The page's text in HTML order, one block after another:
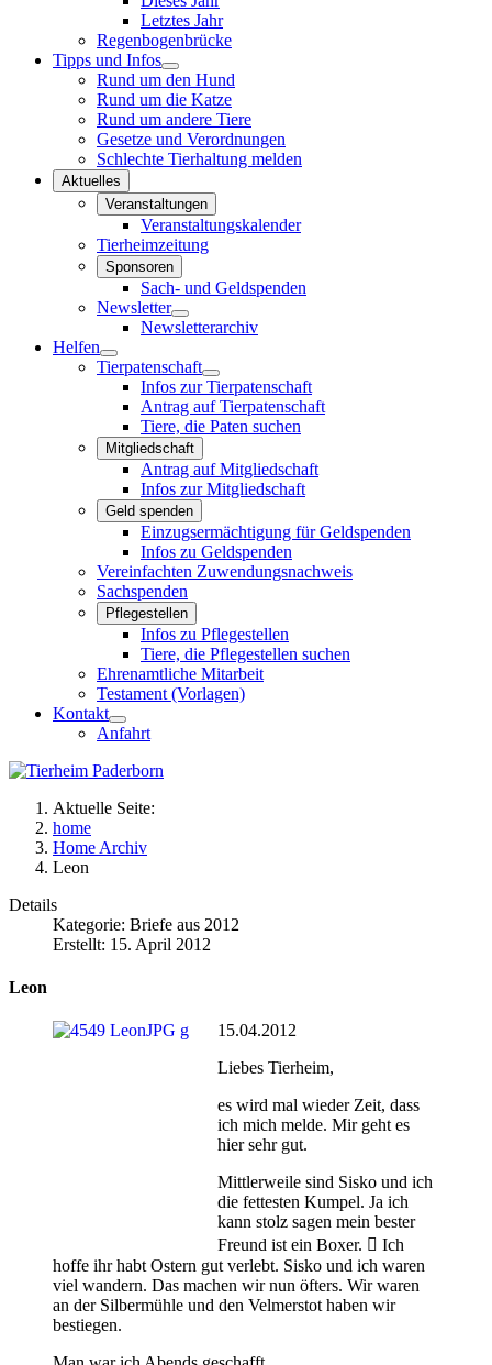
Letztes Jahr
Regenbogenbrücke
Tipps und Infos
Rund um den Hund
Rund um die Katze
Rund um andere Tiere
Gesetze und Verordnungen
Schlechte Tierhaltung melden
Aktuelles
Veranstaltungen
Veranstaltungskalender
Tierheimzeitung
Sponsoren
Sach- und Geldspenden
Newsletter
Newsletterarchiv
Helfen
Tierpatenschaft
Infos zur Tierpatenschaft
Antrag auf Tierpatenschaft
Tiere, die Paten suchen
Mitgliedschaft
Antrag auf Mitgliedschaft
Infos zur Mitgliedschaft
Geld spenden
Einzugsermächtigung für Geldspenden
Infos zu Geldspenden
Vereinfachten Zuwendungsnachweis
Sachspenden
Pflegestellen
Infos zu Pflegestellen
Tiere, die Pflegestellen suchen
Ehrenamtliche Mitarbeit
Testament (Vorlagen)
Kontakt
Anfahrt
Aktuelle Seite:
home
Home Archiv
Leon
Details
Kategorie: Briefe aus 2012
Erstellt: 15. April 2012
Leon
15.04.2012
Liebes Tierheim,
es wird mal wieder Zeit, dass
ich mich melde. Mir geht es
hier sehr gut.
Mittlerweile sind Sisko und ich
die fettesten Kumpel. Ja ich
kann stolz sagen mein bester
Freund ist ein Boxer.  Ich
hoffe ihr habt Ostern gut verlebt. Sisko und ich waren
viel wandern. Das machen wir nun öfters. Wir waren
an der Silbermühle und den Velmerstot haben wir
bestiegen.